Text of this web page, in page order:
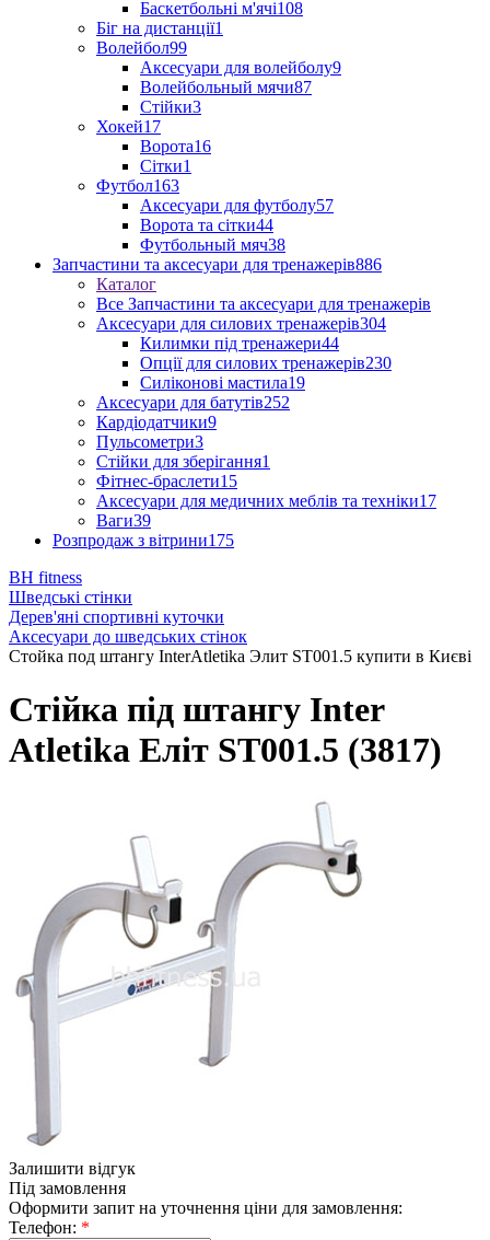
Баскетбольні м'ячі108
Біг на дистанції1
Волейбол99
Аксесуари для волейболу9
Волейбольный мячи87
Стійки3
Хокей17
Ворота16
Сітки1
Футбол163
Аксесуари для футболу57
Ворота та сітки44
Футбольный мяч38
Запчастини та аксесуари для тренажерів886
Каталог
Все Запчастини та аксесуари для тренажерів
Аксесуари для силових тренажерів304
Килимки під тренажери44
Опції для силових тренажерів230
Силіконові мастила19
Аксесуари для батутів252
Кардіодатчики9
Пульсометри3
Стійки для зберігання1
Фітнес-браслети15
Аксесуари для медичних меблів та техніки17
Ваги39
Розпродаж з вітрини175
BH fitness
Шведські стінки
Дерев'яні спортивні куточки
Аксесуари до шведських стінок
Стойка под штангу InterAtletika Элит SТ001.5 купити в Києві
Стійка під штангу Inter
Atletika Еліт ЅТ001.5 (3817)
Залишити відгук
Під замовлення
Оформити запит на уточнення ціни для замовлення:
Телефон: *